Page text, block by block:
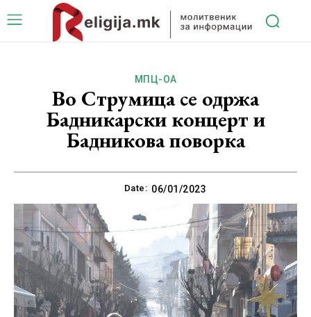
МПЦ-ОА
Во Струмица се одржа
Бадникарски концерт и
Бадникова поворка
Date: 06/01/2023